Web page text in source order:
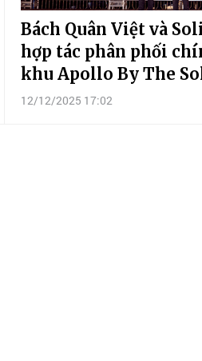
Bách Quân Việt và
hợp tác phân phối
khu Apollo By The
12/12/2025 17:02